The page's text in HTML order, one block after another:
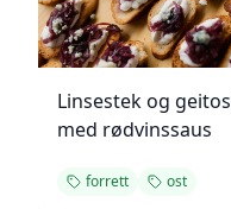
Linsestek og
med rødvinssaus
forrett ost